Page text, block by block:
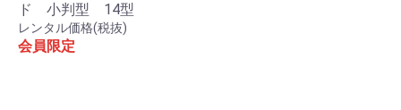
ド 小判型 14型
レンタル価格(税抜)
会員限定